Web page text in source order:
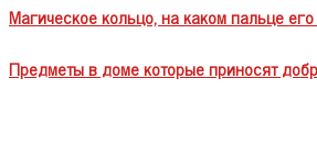
Магическое кольцо, на каком пальце
Предметы в доме которые приносят